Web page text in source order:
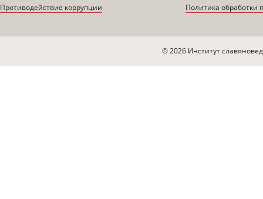
Противодействие коррупции
Политика обработки
© 2026 Институт